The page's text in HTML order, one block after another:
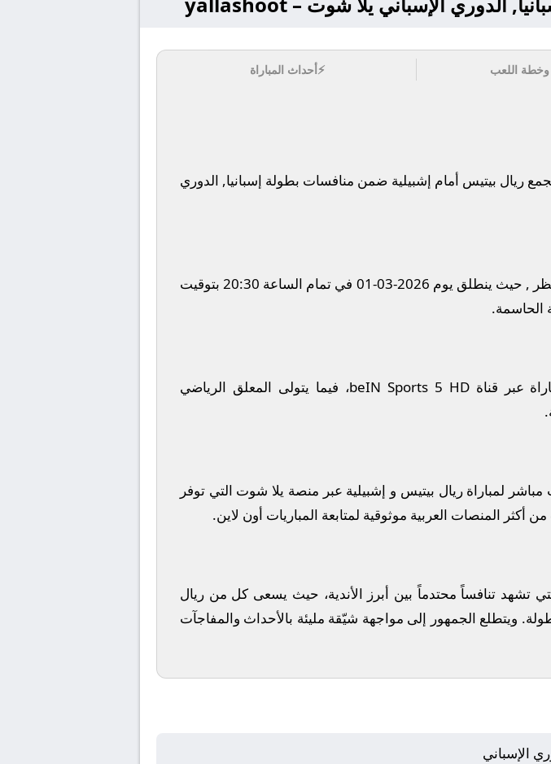
وخطة اللعب ⚡أحداث المباراة
ريال بيتيس أمام إشبيلية ضمن منافسات بطولة إسبانيا, الدوري
, حيث ينطلق يوم 2026-03-01 في تمام الساعة 20:30بتوقيت
الحاسمة.
عبر قناةbeIN Sports 5 HD، فيما يتولى المعلق الرياضي
مباشر لمباراةريال بيتيس و إشبيلية عبر منصة يلا شوت التي توفر
من أكثر المنصات العربية موثوقية لمتابعة المباريات أون لاين.
تشهد تنافساً محتدماً بين أبرز الأندية، حيث يسعى كل من ريال
ويتطلع الجمهور إلى مواجهة شيّقة مليئة بالأحداث والمفاجآت
الإسباني